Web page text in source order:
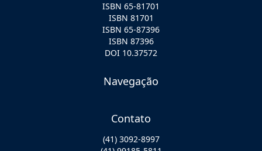
ISBN 65-81701
ISBN 81701
ISBN 65-87396
ISBN 87396
DOI 10.37572
Navegação
Contato
(41) 3092-8997